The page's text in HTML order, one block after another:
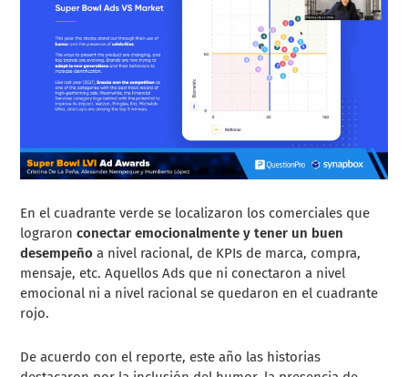
En el cuadrante verde se localizaron los comerciales que
lograronconectar emocionalmente y tener un buen
desempeño a nivel racional, de KPIs de marca, compra,
mensaje, etc. Aquellos Ads que ni conectaron a nivel
emocional ni a nivel racional se quedaron en el cuadrante
rojo.
De acuerdo con el reporte, este año las historias